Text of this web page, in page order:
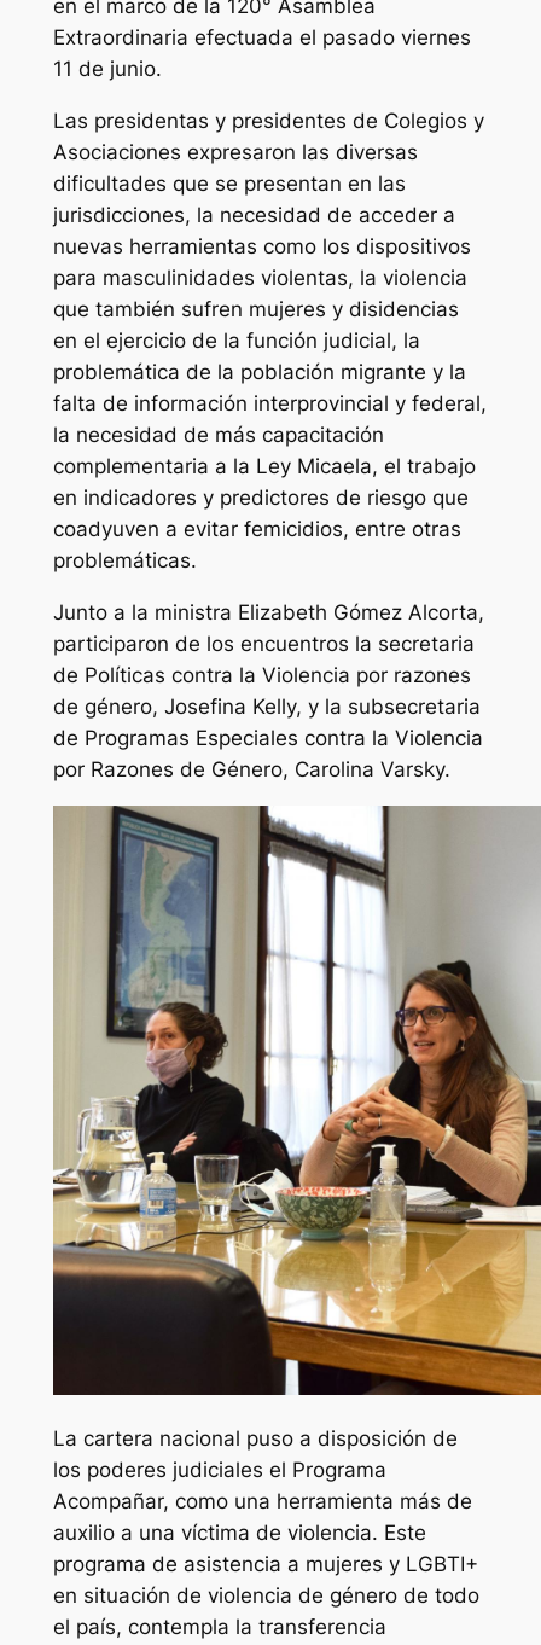
en el marco de la 120° Asamblea
Extraordinaria efectuada el pasado viernes
11 de junio.
Las presidentas y presidentes de Colegios y
Asociaciones expresaron las diversas
dificultades que se presentan en las
jurisdicciones, la necesidad de acceder a
nuevas herramientas como los dispositivos
para masculinidades violentas, la violencia
que también sufren mujeres y disidencias
en el ejercicio de la función judicial, la
problemática de la población migrante y la
falta de información interprovincial y federal,
la necesidad de más capacitación
complementaria a la Ley Micaela, el trabajo
en indicadores y predictores de riesgo que
coadyuven a evitar femicidios, entre otras
problemáticas.
Junto a la ministra Elizabeth Gómez Alcorta,
participaron de los encuentros la secretaria
de Políticas contra la Violencia por razones
de género, Josefina Kelly, y la subsecretaria
de Programas Especiales contra la Violencia
por Razones de Género, Carolina Varsky.
La cartera nacional puso a disposición de
los poderes judiciales el Programa
Acompañar, como una herramienta más de
auxilio a una víctima de violencia. Este
programa de asistencia a mujeres y LGBTI+
en situación de violencia de género de todo
el país, contempla la transferencia